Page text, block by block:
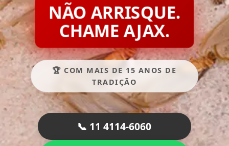
NÃO ARRISQUE.
CHAME AJAX.
🏆 COM MAIS DE 15 ANOS DE
TRADIÇÃO
📞 11 4114-6060